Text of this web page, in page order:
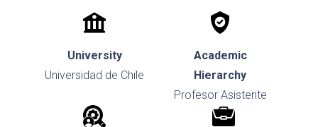
University
Universidad de Chile
Academic
Hierarchy
Profesor Asistente